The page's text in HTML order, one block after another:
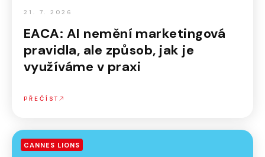
21. 7. 2026
EACA: AI nemění marketingová
pravidla, ale způsob, jak je
využíváme v praxi
PŘEČÍST
CANNES LIONS